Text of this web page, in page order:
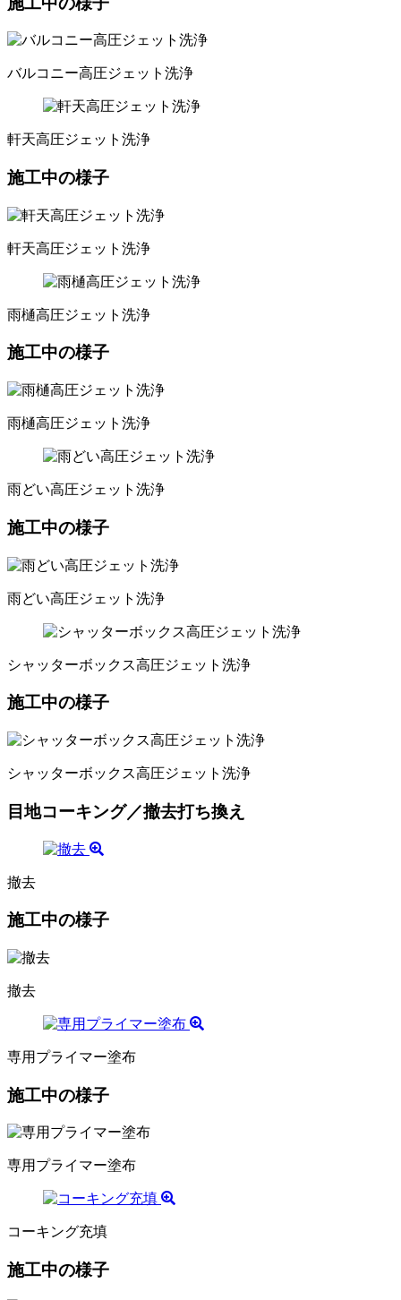
バルコニー高圧ジェット洗浄
軒天高圧ジェット洗浄
施工中の様子
軒天高圧ジェット洗浄
雨樋高圧ジェット洗浄
施工中の様子
雨樋高圧ジェット洗浄
雨どい高圧ジェット洗浄
施工中の様子
雨どい高圧ジェット洗浄
シャッターボックス高圧ジェット洗浄
施工中の様子
シャッターボックス高圧ジェット洗浄
目地コーキング／撤去打ち換え
撤去
施工中の様子
撤去
専用プライマー塗布
施工中の様子
専用プライマー塗布
コーキング充填
施工中の様子